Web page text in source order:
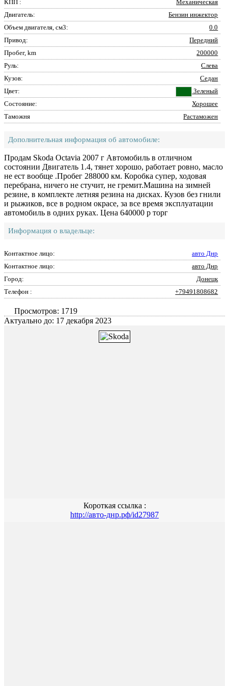
КПП :
Механическая
Двигатель:
Бензин инжектор
Объем двигателя, см3:
0.0
Привод:
Передний
Пробег, km
200000
Руль:
Слева
Кузов:
Седан
Цвет:
Зеленый
Состояние:
Хорошее
Таможня
Растаможен
Дополнительная информация об автомобиле:
Продам Skoda Octavia 2007 г Автомобиль в отличном
состоянии Двигатель 1.4, тянет хорошо, работает ровно, масло
не ест вообще .Пробег 288000 км. Коробка супер, ходовая
перебрана, ничего не стучит, не гремит.Машина на зимней
резине, в комплекте летняя резина на дисках. Кузов без гнили
и рыжиков, все в родном окрасе, за все время эксплуатации
автомобиль в одних руках. Цена 640000 р торг
Информация о владельце:
Контактное лицо:
авто Днр
Контактное лицо:
авто Днр
Город:
Донецк
Телефон :
+79491808682
Просмотров: 1719
Актуально до: 17 декабря 2023
Короткая ссылка :
http://авто-днр.рф/id27987